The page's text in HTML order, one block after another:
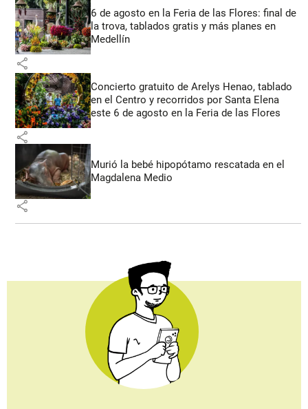
6 de agosto en la Feria de las Flores: final de
la trova, tablados gratis y más planes en
Medellín
share
Concierto gratuito de Arelys Henao, tablado
en el Centro y recorridos por Santa Elena
este 6 de agosto en la Feria de las Flores
share
Murió la bebé hipopótamo rescatada en el
Magdalena Medio
share